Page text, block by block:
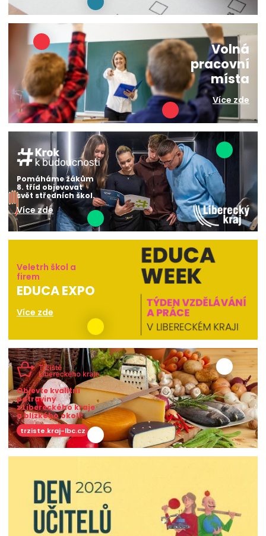
Volná
pracovní
místa
Více zde
Pomáháme žákům
8. tříd objevovat
svět středních škol.
Více zde
Veletrh škol a
firem
EDUCA EXPO
Více zde
Objevte kvalitní
potraviny
z Libereckého kraje
a blízkého okolí!
trziste.kraj-lbc.cz